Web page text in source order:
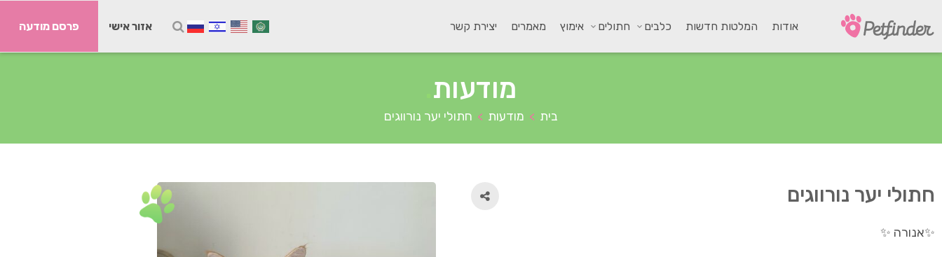
אודות המלטות חדשות כלבים חתולים אימוץ מאמרים יצירת קשר אזור אישי פרסם מודעה
מודעות
בית > מודעות > חתולי יער נורווגים
חתולי יער נורווגים
✨אנורה ✨